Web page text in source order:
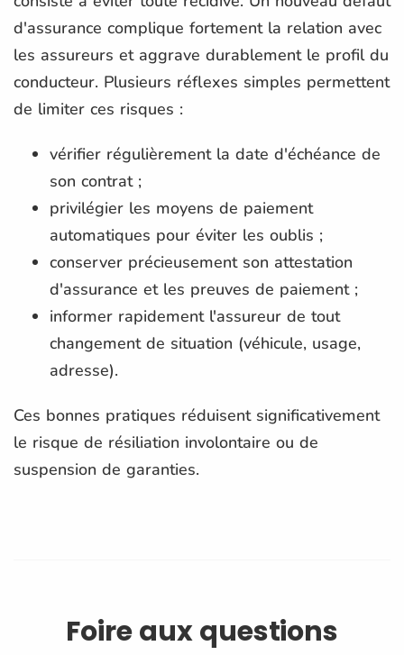
d'assurance complique fortement la relation avec
les assureurs et aggrave durablement le profil du
conducteur. Plusieurs réflexes simples permettent
de limiter ces risques :
vérifier régulièrement la date d'échéance de
son contrat ;
privilégier les moyens de paiement
automatiques pour éviter les oublis ;
conserver précieusement son attestation
d'assurance et les preuves de paiement ;
informer rapidement l'assureur de tout
changement de situation (véhicule, usage,
adresse).
Ces bonnes pratiques réduisent significativement
le risque de résiliation involontaire ou de
suspension de garanties.
Foire aux questions